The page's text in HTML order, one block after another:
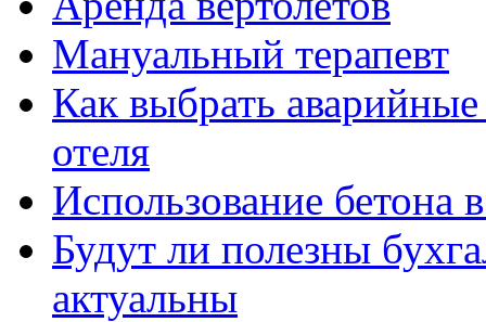
Мануальный терапевт
Как выбрать
отеля
Использование бетона
Будут ли полезны
актуальны